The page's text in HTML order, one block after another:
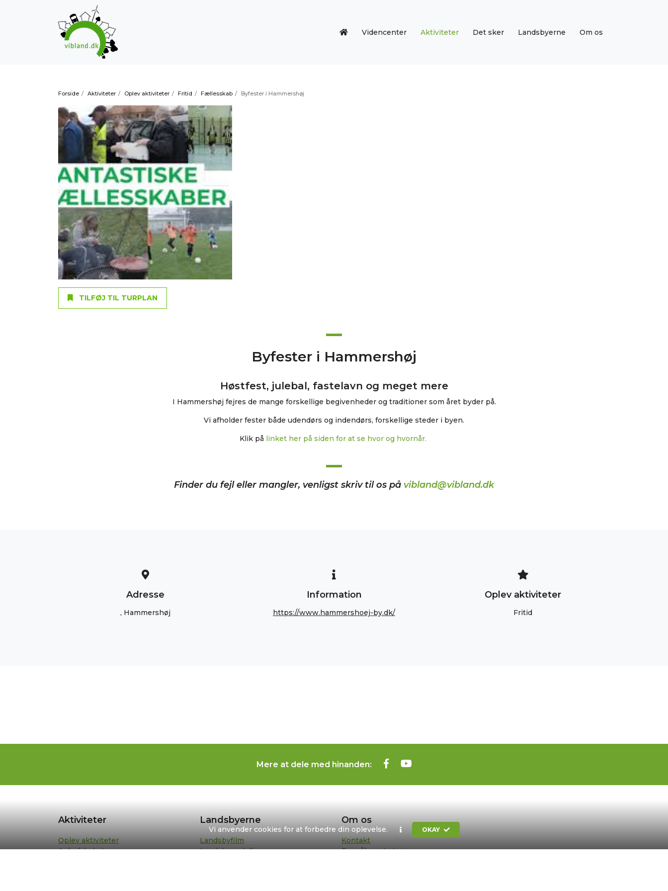
Vi anvender cookies for at forbedre din oplevelse. OKAY
Videncenter Aktiviteter Det sker Landsbyerne Om os
Forside / Aktiviteter / Oplev aktiviteter / Fritid / Fællesskab / Byfester i Hammershøj
TILFØJ TIL TURPLAN
Byfester i Hammershøj
Høstfest, julebal, fastelavn og meget mere
I Hammershøj fejres de mange forskellige begivenheder og traditioner som året byder på.
Vi afholder fester både udendørs og indendørs, forskellige steder i byen.
Klik på linket her på siden for at se hvor og hvornår.
Finder du fejl eller mangler, venligst skriv til os på vibland@vibland.dk
Adresse
, Hammershøj
Information
https://www.hammershoej-by.dk/
Oplev aktiviteter
Fritid
Mere at dele med hinanden:
Aktiviteter
Oplev aktiviteter
Anbefalede ture
Landsbyerne
Landsbyfilm
Landsbypedeller
Om os
Kontakt
Formål og strategi